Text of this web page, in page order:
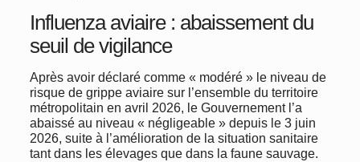
Influenza aviaire : abaissement du
seuil de vigilance
Après avoir déclaré comme « modéré » le niveau de
risque de grippe aviaire sur l’ensemble du territoire
métropolitain en avril 2026, le Gouvernement l’a
abaissé au niveau « négligeable » depuis le 3 juin
2026, suite à l’amélioration de la situation sanitaire
tant dans les élevages que dans la faune sauvage.